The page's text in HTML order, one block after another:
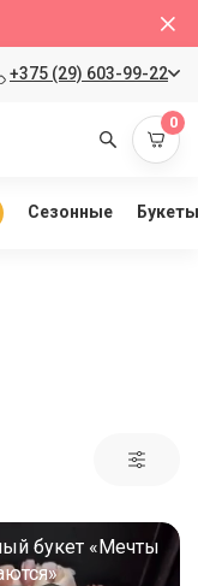
+375 (29) 603-99-22
0
Сезонные Букеты
букет «Мечты